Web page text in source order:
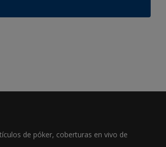
de póker, coberturas en vivo de